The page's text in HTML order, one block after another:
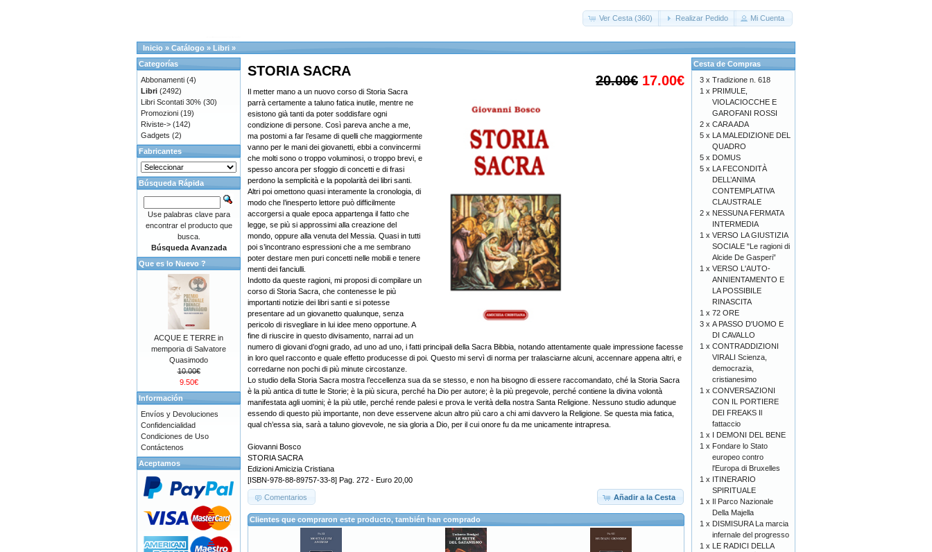
Ver Cesta (360) Realizar Pedido Mi Cuenta
Inicio » Catálogo » Libri »
20.00€ 17.00€
STORIA SACRA
Il metter mano a un nuovo corso di Storia Sacra
parrà certamente a taluno fatica inutile, mentre ne
esistono già tanti da poter soddisfare ogni
condizione di persone. Così pareva anche a me,
ma postomi a far l’esame di quelli che maggiormente
vanno per le mani dei giovanetti, ebbi a convincermi
che molti sono o troppo voluminosi, o troppo brevi, e
spesso ancora per sfoggio di concetti e di frasi
perdono la semplicità e la popolarità dei libri santi.
Altri poi omettono quasi interamente la cronologia, di
modo che l’inesperto lettore può difficilmente
accorgersi a quale epoca appartenga il fatto che
legge, se più si approssimi alla creazione del
mondo, oppure alla venuta del Messia. Quasi in tutti
poi s’incontrano espressioni che a me sembrano
poter destare men puri concetti nelle mobili e tenere
menti dei fanciulli.
Indotto da queste ragioni, mi proposi di compilare un
corso di Storia Sacra, che contenesse le più
importanti notizie dei libri santi e si potesse
presentare ad un giovanetto qualunque, senza
pericolo di risvegliare in lui idee meno opportune. A
fine di riuscire in questo divisamento, narrai ad un
numero di giovani d’ogni grado, ad uno ad uno, i fatti principali della Sacra Bibbia, notando attentamente quale impressione facesse
in loro quel racconto e quale effetto producesse di poi. Questo mi servì di norma per tralasciarne alcuni, accennare appena altri, e
corredarne non pochi di più minute circostanze.
Lo studio della Storia Sacra mostra l’eccellenza sua da se stesso, e non ha bisogno di essere raccomandato, ché la Storia Sacra
è la più antica di tutte le Storie; è la più sicura, perché ha Dio per autore; è la più pregevole, perché contiene la divina volontà
manifestata agli uomini; è la più utile, perché rende palesi e prova le verità della nostra Santa Religione. Nessuno studio adunque
essendo di questo più importante, non deve esservene alcun altro più caro a chi ami davvero la Religione. Se questa mia fatica,
qual ch’essa sia, sarà a taluno giovevole, ne sia gloria a Dio, per il cui onore fu da me unicamente intrapresa.
Giovanni Bosco
STORIA SACRA
Edizioni Amicizia Cristiana
[ISBN-978-88-89757-33-8] Pag. 272 - Euro 20,00
Añadir a la Cesta
Comentarios
Clientes que compraron este producto, también han comprado
Categorías
Abbonamenti (4)
Libri (2492)
Libri Scontati 30% (30)
Promozioni (19)
Riviste-> (142)
Gadgets (2)
Fabricantes
Búsqueda Rápida
Use palabras clave para
encontrar el producto que
busca.
Búsqueda Avanzada
Que es lo Nuevo ?
ACQUE E TERRE in
memporia di Salvatore
Quasimodo
10.00€
9.50€
Información
Envíos y Devoluciones
Confidencialidad
Condiciones de Uso
Contáctenos
Aceptamos
Cesta de Compras
3 x Tradizione n. 618
1 x PRIMULE,
VIOLACIOCCHE E
GAROFANI ROSSI
2 x CARA ADA
5 x LA MALEDIZIONE DEL
QUADRO
5 x DOMUS
5 x LA FECONDITÀ
DELL’ANIMA
CONTEMPLATIVA
CLAUSTRALE
2 x NESSUNA FERMATA
INTERMEDIA
1 x VERSO LA GIUSTIZIA
SOCIALE "Le ragioni di
Alcide De Gasperi”
1 x VERSO L'AUTO-
ANNIENTAMENTO E
LA POSSIBILE
RINASCITA
1 x 72 ORE
3 x A PASSO D'UOMO E
DI CAVALLO
1 x CONTRADDIZIONI
VIRALI Scienza,
democrazia,
cristianesimo
1 x CONVERSAZIONI
CON IL PORTIERE
DEI FREAKS Il
fattaccio
1 x I DEMONI DEL BENE
1 x Fondare lo Stato
europeo contro
l'Europa di Bruxelles
1 x ITINERARIO
SPIRITUALE
1 x Il Parco Nazionale
Della Majella
1 x DISMISURA La marcia
infernale del progresso
1 x LE RADICI DELLA